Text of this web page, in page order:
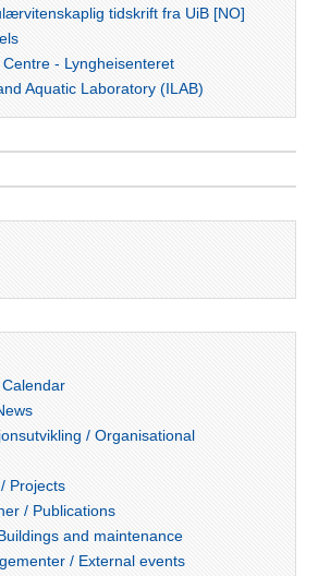
tidskrift fra UiB [NO]
- Lyngheisenteret
Aquatic Laboratory (ILAB)
/ Organisational
Projects
/ Publications
and maintenance
/ External events